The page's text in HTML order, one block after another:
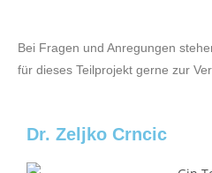
Bei Fragen und Anregungen
für dieses Teilprojekt gerne zur
Dr. Zeljko Crncic